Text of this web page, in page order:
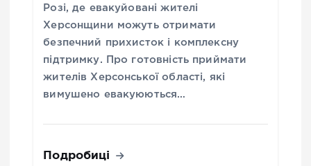
Розі, де евакуйовані жителі
Херсонщини можуть отримати
безпечний прихисток і комплексну
підтримку. Про готовність приймати
жителів Херсонської області, які
вимушено евакуюються…
Подробиці